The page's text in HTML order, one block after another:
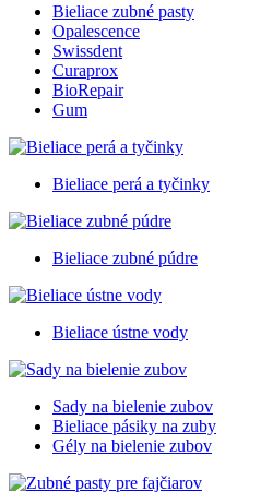
Bieliace zubné pasty
Opalescence
Swissdent
Curaprox
BioRepair
Gum
Bieliace perá a tyčinky
Bieliace zubné púdre
Bieliace ústne vody
Sady na bielenie zubov
Bieliace pásiky na zuby
Gély na bielenie zubov